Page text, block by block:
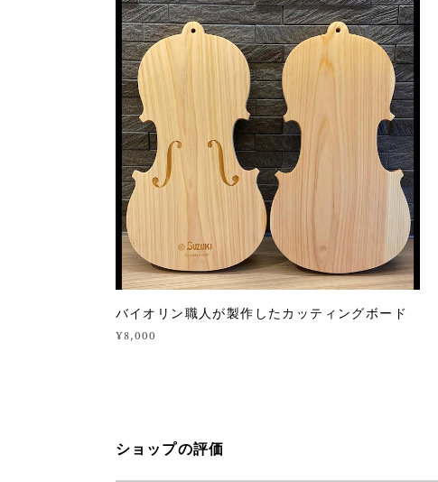
バイオリン職人が製作したカッティングボード
¥8,000
ショップの評価